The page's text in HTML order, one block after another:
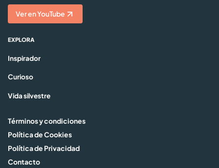
Ver en YouTube
EXPLORA
Inspirador
Curioso
Vida silvestre
Términos y condiciones
Política de Cookies
Política de Privacidad
Contacto